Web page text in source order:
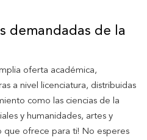
demandadas de la
oferta académica,
a nivel licenciatura, distribuidas
como las ciencias de la
y humanidades, artes y
que ofrece para ti! No esperes